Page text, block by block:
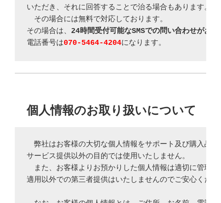
いただき、それに回答することで治る場合もあります。
その場合には無料で対応しております。
その場合は、 24時間受付可能なSMSでの問い合わせがおす
電話番号は070-5464-4204になります。
個人情報のお取り扱いについて
弊社はお客様の大切な個人情報をサポート及び購入品の
サービス提供以外の目的では使用いたしません。
また、お客様よりお預かりした個人情報は適切に管理し
適用以外での第三者提供はいたしませんのでご安心くださ